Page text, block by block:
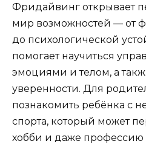
Фридайвинг открывает
мир возможностей — от
до психологической
помогает научиться
эмоциями и телом, а
уверенности. Для
познакомить ребёнка с
спорта, который может
хобби и даже профессию